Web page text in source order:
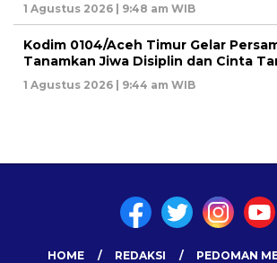
1 Agustus 2026 | 9:48 am WIB
Kodim 0104/Aceh Timur Gelar
Tanamkan Jiwa Disiplin dan Cinta
1 Agustus 2026 | 9:44 am WIB
HOME REDAKSI PEDOMAN